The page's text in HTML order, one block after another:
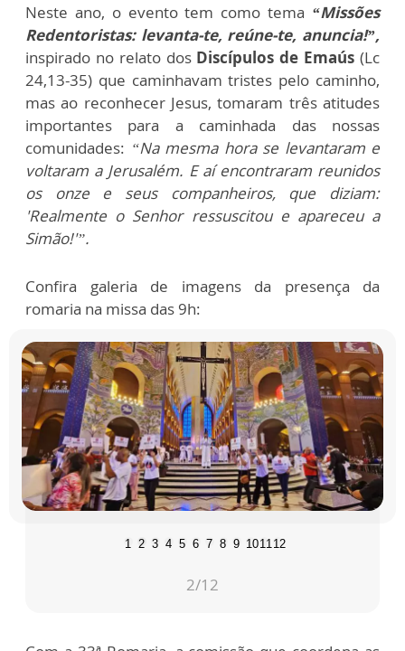
Neste ano, o evento tem como tema “Missões
Redentoristas: levanta-te, reúne-te, anuncia!”,
inspirado no relato dosDiscípulos de Emaús (Lc
24,13-35) que caminhavam tristes pelo caminho,
mas ao reconhecer Jesus, tomaram três atitudes
importantes para a caminhada das nossas
comunidades: “Na mesma hora se levantaram e
voltaram a Jerusalém. E aí encontraram reunidos
os onze e seus companheiros, que diziam:
'Realmente o Senhor ressuscitou e apareceu a
Simão!'”.
Confira galeria de imagens da presença da
romaria na missa das 9h:
1 2 3 4 5 6 7 8 9 101112
2/12